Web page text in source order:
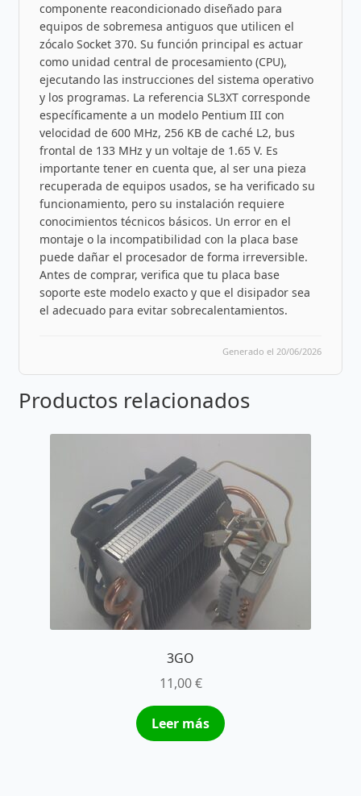
componente reacondicionado diseñado para
equipos de sobremesa antiguos que utilicen el
zócalo Socket 370. Su función principal es actuar
como unidad central de procesamiento (CPU),
ejecutando las instrucciones del sistema operativo
y los programas. La referencia SL3XT corresponde
específicamente a un modelo Pentium III con
velocidad de 600 MHz, 256 KB de caché L2, bus
frontal de 133 MHz y un voltaje de 1.65 V. Es
importante tener en cuenta que, al ser una pieza
recuperada de equipos usados, se ha verificado su
funcionamiento, pero su instalación requiere
conocimientos técnicos básicos. Un error en el
montaje o la incompatibilidad con la placa base
puede dañar el procesador de forma irreversible.
Antes de comprar, verifica que tu placa base
soporte este modelo exacto y que el disipador sea
el adecuado para evitar sobrecalentamientos.
Generado el 20/06/2026
Productos relacionados
3GO
11,00€
Leer más